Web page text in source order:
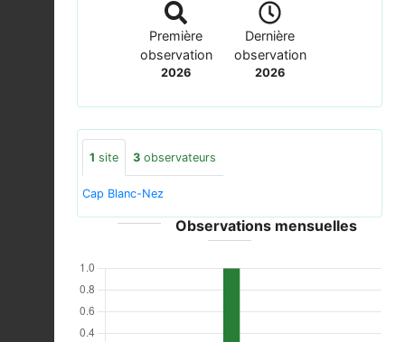
Première
observation
2026
Dernière
observation
2026
1 site 3 observateurs
Cap Blanc-Nez
Observations mensuelles